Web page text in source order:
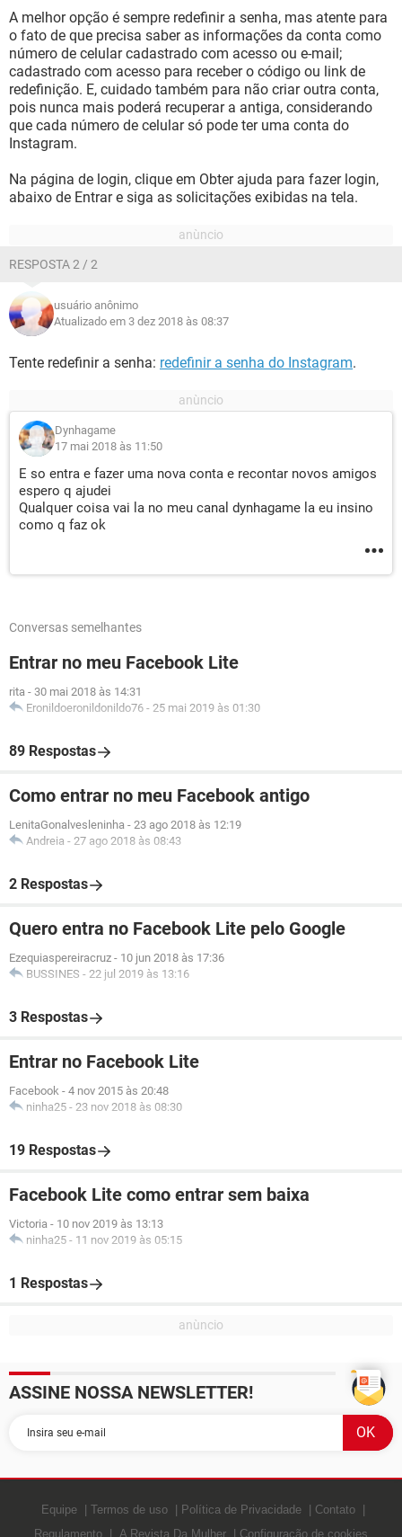
A melhor opção é sempre redefinir a senha, mas atente para
o fato de que precisa saber as informações da conta como
número de celular cadastrado com acesso ou e-mail;
cadastrado com acesso para receber o código ou link de
redefinição. E, cuidado também para não criar outra conta,
pois nunca mais poderá recuperar a antiga, considerando
que cada número de celular só pode ter uma conta do
Instagram.
Na página de login, clique em Obter ajuda para fazer login,
abaixo de Entrar e siga as solicitações exibidas na tela.
RESPOSTA 2 / 2
usuário anônimo
Atualizado em 3 dez 2018 às 08:37
Tente redefinir a senha: redefinir a senha do Instagram.
Dynhagame
17 mai 2018 às 11:50
E so entra e fazer uma nova conta e recontar novos amigos
espero q ajudei
Qualquer coisa vai la no meu canal dynhagame la eu insino
como q faz ok
Conversas semelhantes
Entrar no meu Facebook Lite
rita - 30 mai 2018 às 14:31
Eronildoeronildonildo76 - 25 mai 2019 às 01:30
89 Respostas
Como entrar no meu Facebook antigo
LenitaGonalvesleninha - 23 ago 2018 às 12:19
Andreia - 27 ago 2018 às 08:43
2 Respostas
Quero entra no Facebook Lite pelo Google
Ezequiaspereiracruz - 10 jun 2018 às 17:36
BUSSINES - 22 jul 2019 às 13:16
3 Respostas
Entrar no Facebook Lite
Facebook - 4 nov 2015 às 20:48
ninha25 - 23 nov 2018 às 08:30
19 Respostas
Facebook Lite como entrar sem baixa
Victoria - 10 nov 2019 às 13:13
ninha25 - 11 nov 2019 às 05:15
1 Respostas
ASSINE NOSSA NEWSLETTER!
Equipe Termos de uso Política de Privacidade
Contato
Regulamento
A Revista Da Mulher Configuração de cookies